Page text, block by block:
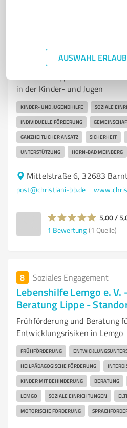
AUSWAHL
Christiani Lippe eV.
Ostwestfalen
in der Kinder- und Jugen
KINDER- UND JUGENDHILFE SOZIALE
INDIVIDUELLE FÖRDERUNG
GANZHEITLICHER ANSATZ SICHERHEIT
UNTERSTÜTZUNG HORN-BAD MEINBERG
Mittelstraße 6, 32683
post@christiani-bb.de
5,00 /
1 Bewertung (1 Quelle)
8 Soziales Engagement
Lebenshilfe Lemgo e.
Beratung Lippe -
Frühförderung und Beratung
Entwicklungsrisiken in Lemgo
FRÜHFÖRDERUNG
HEILPÄDAGOGISCHE FÖRDERUNG
KINDER MIT BEHINDERUNG BERATUNG
LEMGO SOZIALE EINRICHTUNGEN
MOTORISCHE FÖRDERUNG